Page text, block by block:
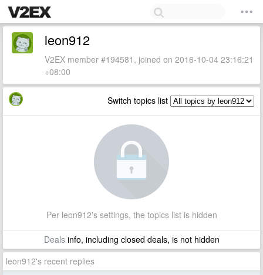
leon912
V2EX member #194581, joined on 2016-10-04 23:16:21
+08:00
Switch topics list
Per leon912's settings, the topics list is hidden
Dealsinfo, including closed deals, is not hidden
leon912's recent replies